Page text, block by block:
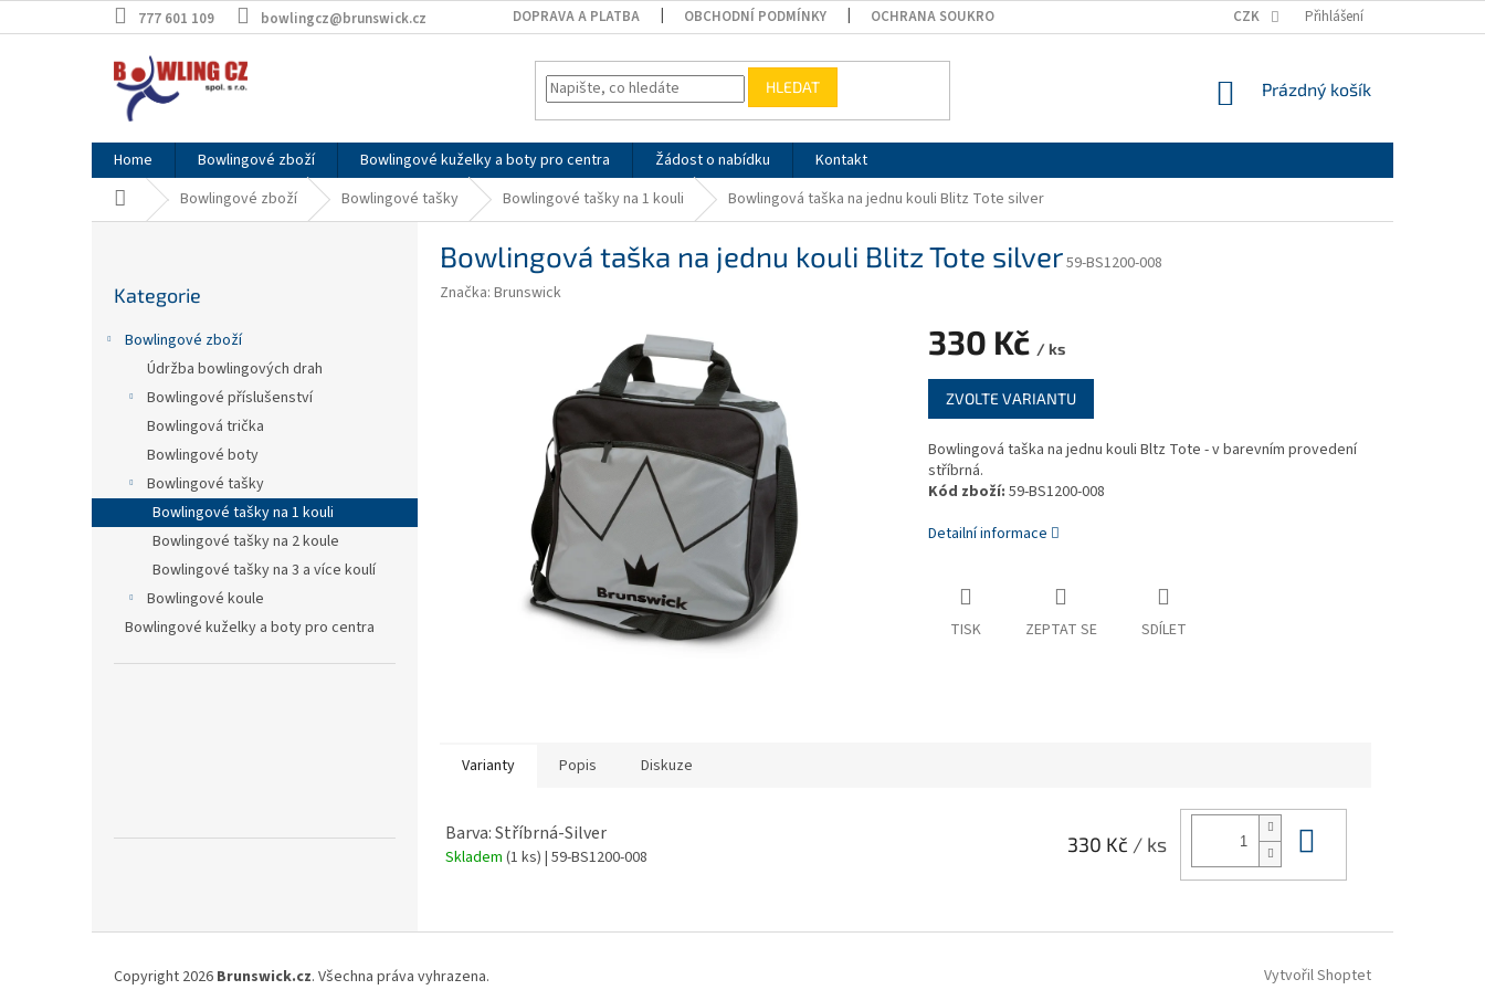
na
777 601 109 bowlingcz@brunswick.cz DOPRAVA A PLATBA OBCHODNÍ PODMÍNKY OCHRANA SOUKROMÍ CZK Přihlášení
HLEDAT
NÁKUPNÍ
Prázdný košík
Home Bowlingové zboží Bowlingové kuželky a boty pro centra Žádost o nabídku
Kontakt
Domů Bowlingové zboží Bowlingové tašky Bowlingové tašky na 1 kouli Bowlingová taška na jednu kouli Blitz Tote silver
n
e
kategorie
Kategorie
Bowlingové zboží
Údržba bowlingových drah
Bowlingové příslušenství
Bowlingová trička
Bowlingové boty
Bowlingové tašky
Bowlingové tašky na 1 kouli
Bowlingové tašky na 2 koule
Bowlingové tašky na 3 a více koulí
Bowlingové koule
Bowlingové kuželky a boty pro centra
Bowlingová taška na jednu kouli Blitz Tote silver59-BS1200-008
Značka: Brunswick
330 Kč / ks
Měrná
cena:
ZVOLTE VARIANTU
Bowlingová taška na jednu kouli Bltz Tote - v barevním provedení
stříbrná.
Kód zboží: 59-BS1200-008
Detailní informace
TISK ZEPTAT SE SDÍLET
Varianty Popis Diskuze
Barva: Stříbrná-Silver
Skladem (1 ks) | 59-BS1200-008
330 Kč / ks
Vytvořil Shoptet
Copyright 2026 Brunswick.cz. Všechna práva vyhrazena.